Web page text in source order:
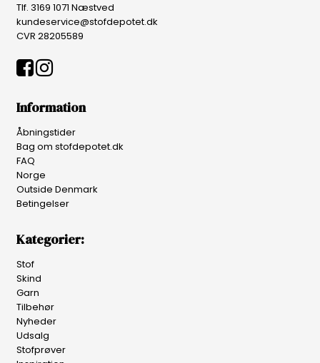
Tlf. 3169 1071 Næstved
kundeservice@stofdepotet.dk
CVR 28205589
Information
Åbningstider
Bag om stofdepotet.dk
FAQ
Norge
Outside Denmark
Betingelser
Kategorier:
Stof
Skind
Garn
Tilbehør
Nyheder
Udsalg
Stofprøver